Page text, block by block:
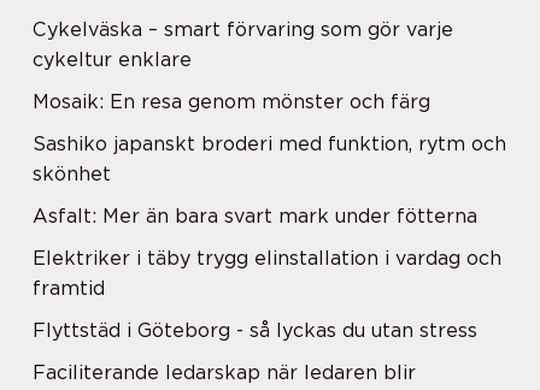
Cykelväska – smart förvaring som gör varje
cykeltur enklare
Mosaik: En resa genom mönster och färg
Sashiko japanskt broderi med funktion, rytm och
skönhet
Asfalt: Mer än bara svart mark under fötterna
Elektriker i täby trygg elinstallation i vardag och
framtid
Flyttstäd i Göteborg - så lyckas du utan stress
Faciliterande ledarskap när ledaren blir